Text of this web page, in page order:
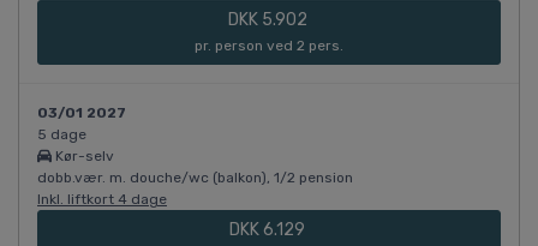
DKK 5.902
pr. person ved 2 pers.
03/01 2027
5 dage
Kør-selv
dobb.vær. m. douche/wc (balkon), 1/2 pension
Inkl. liftkort 4 dage
DKK 6.129